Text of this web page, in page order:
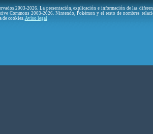
2003-2026. La presentación, explicación e información de las
Commons 2003-2026. Nintendo, Pokémon y el resto de nombres
de cookies. Aviso legal